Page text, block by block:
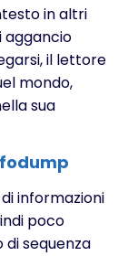
in altri
aggancio
il lettore
mondo,
sua
informazioni
poco
di sequenza